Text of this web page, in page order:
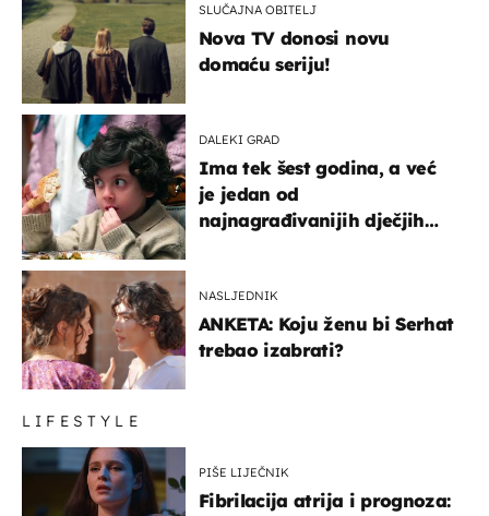
SLUČAJNA OBITELJ
Nova TV donosi novu
domaću seriju!
DALEKI GRAD
Ima tek šest godina, a već
je jedan od
najnagrađivanijih dječjih
NASLJEDNIK
ANKETA: Koju ženu bi Serhat
trebao izabrati?
LIFESTYLE
PIŠE LIJEČNIK
Fibrilacija atrija i prognoza: